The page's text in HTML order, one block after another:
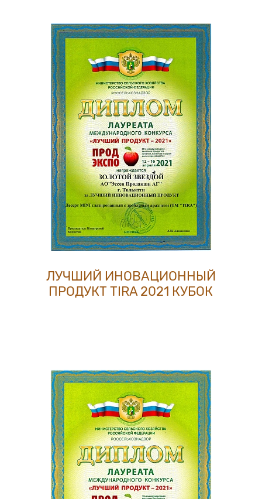
ЛУЧШИЙ ИНОВАЦИОННЫЙ
ПРОДУКТ TIRA 2021 КУБОК